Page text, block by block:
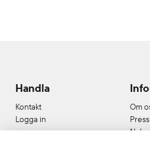
Handla
Kontakt
Logga in
Om
Press